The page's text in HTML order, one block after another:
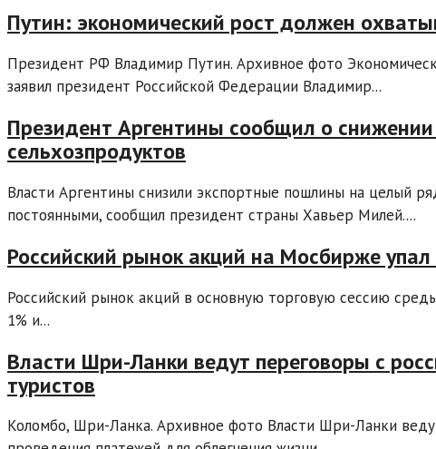
Путин: экономический рост должен
Президент РФ Владимир Путин. Архивное фото
заявил президент Российской Федерации Владимир...
Президент Аргентины сообщил о
сельхозпродуктов
Власти Аргентины снизили экспортные пошлины на целый
постоянными, сообщил президент страны Хавьер Милей....
Российский рынок акций на Мосбирже
Российский рынок акций в основную торговую сессию
1% и...
Власти Шри-Ланки ведут переговоры с
туристов
Коломбо, Шри-Ланка. Архивное фото Власти Шри-Ланки